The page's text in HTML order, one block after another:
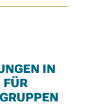
IN